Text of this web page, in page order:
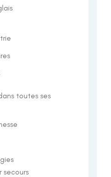
toutes ses
secours